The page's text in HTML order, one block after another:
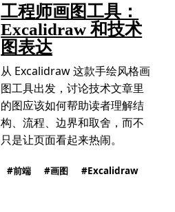
工程师画图工具：
Excalidraw 和技术
图表达
从 Excalidraw 这款手绘风格画
图工具出发，讨论技术文章里
的图应该如何帮助读者理解结
构、流程、边界和取舍，而不
只是让页面看起来热闹。
前端 画图 Excalidraw